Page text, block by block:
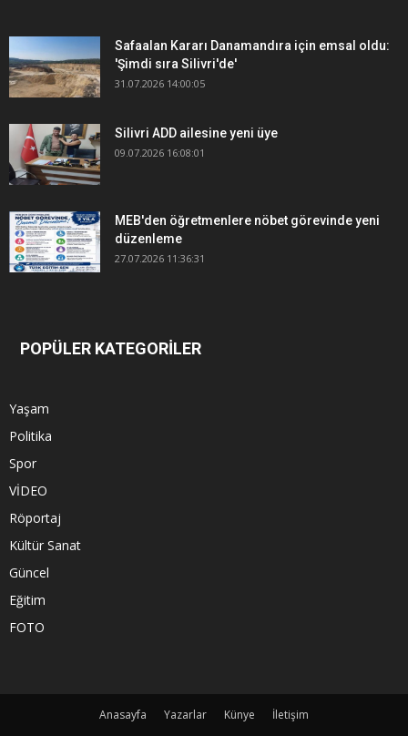
Safaalan Kararı Danamandıra için emsal oldu:
'Şimdi sıra Silivri'de'
31.07.2026 14:00:05
Silivri ADD ailesine yeni üye
09.07.2026 16:08:01
MEB'den öğretmenlere nöbet görevinde yeni
düzenleme
27.07.2026 11:36:31
POPÜLER KATEGORİLER
Yaşam
Politika
Spor
VİDEO
Röportaj
Kültür Sanat
Güncel
Eğitim
FOTO
Anasayfa Yazarlar Künye İletişim